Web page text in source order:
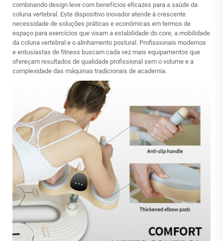
combinando design leve com benefícios eficazes para a saúde da
coluna vertebral. Este dispositivo inovador atende à crescente
necessidade de soluções práticas e econômicas em termos de
espaço para exercícios que visam a estabilidade do core, a mobilidade
da coluna vertebral e o alinhamento postural. Profissionais modernos
e entusiastas de fitness buscam cada vez mais equipamentos que
ofereçam resultados de qualidade profissional sem o volume e a
complexidade das máquinas tradicionais de academia.